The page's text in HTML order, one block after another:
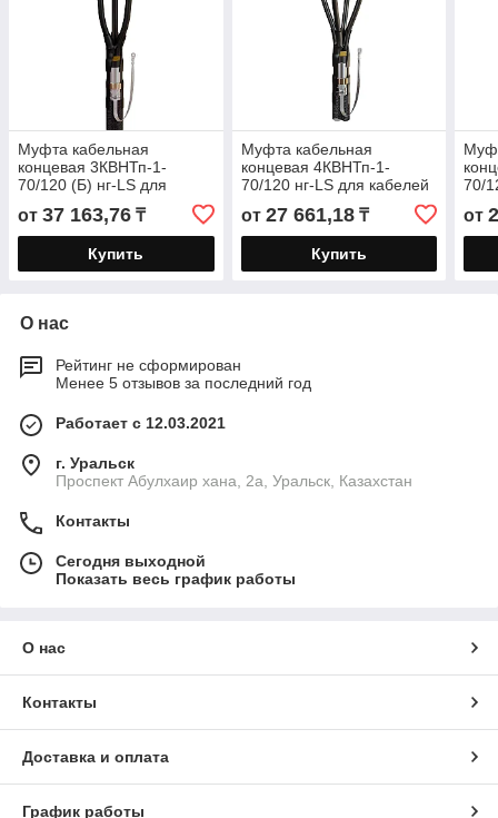
Муфта кабельная
концевая 3КВНТп-1-
70/120 (Б) нг-LS для
кабелей «нг-LS» с
бумажной или
пластмассовой изоляцией
от 37 163,76 ₸
Купить
Муфта кабельная
концевая 4КВНТп-1-
70/120 нг-LS для кабелей
«нг-LS» с бумажной или
пластмассовой изоляцией
до
от 27 661,18₸
Купить
70/
до
от
О нас
Рейтинг не сформирован
Менее 5 отзывов за последний год
Работает с 12.03.2021
г. Уральск
Проспект Абулхаир хана, 2а, Уральск, Казахстан
Контакты
Сегодня выходной
Показать весь график работы
О нас
Контакты
Доставка и оплата
График работы